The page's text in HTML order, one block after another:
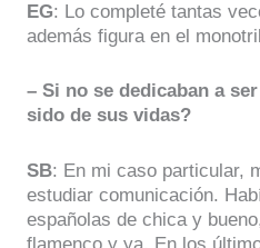
EG: Lo completé tantas
además figura en el
– Si no se dedicaban a
sido de sus vidas?
SB: En mi caso particular,
estudiar comunicación.
españolas de chica y
flamenco y ya. En los